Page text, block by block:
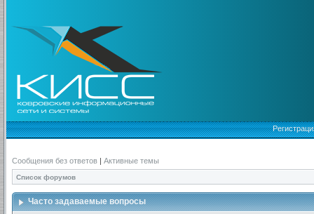
Сообщения без ответов | Активные темы
Список форумов
Часто задаваемые вопросы